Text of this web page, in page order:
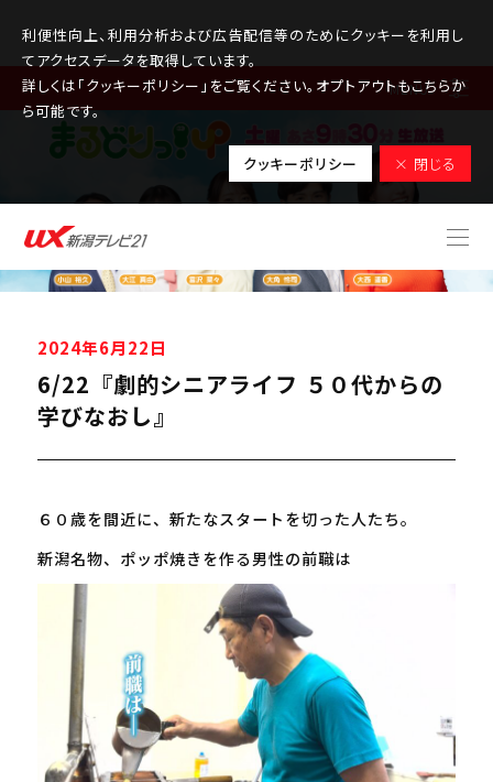
利便性向上、利用分析および広告配信等のためにクッキーを利用し
てアクセスデータを取得しています。
詳しくは「クッキーポリシー」をご覧ください。オプトアウトもこちらか
ら可能です。
クッキーポリシー × 閉じる
MENU
2024年6月22日
6/22『劇的シニアライフ ５０代からの
学びなおし』
６０歳を間近に、新たなスタートを切った人たち。
新潟名物、ポッポ焼きを作る男性の前職は